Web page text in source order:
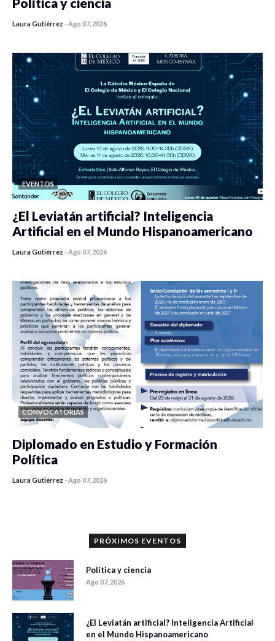
Laura Gutiérrez - Ago 07, 2026
EVENTOS
¿El Leviatán artificial? Inteligencia
Artificial en el Mundo Hispanoamericano
Laura Gutiérrez - Ago 07, 2026
CONVOCATORIAS
Diplomado en Estudio y Formación
Política
Laura Gutiérrez - Ago 07, 2026
PRÓXIMOS EVENTOS
Política y ciencia
Ago 07, 2026
¿El Leviatán artificial? Inteligencia Artificial
en el Mundo Hispanoamericano